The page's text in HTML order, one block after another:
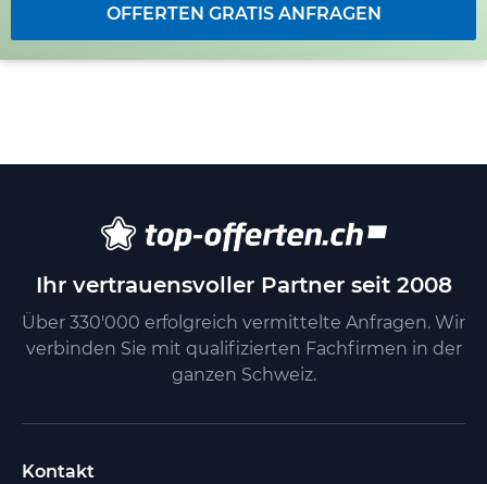
OFFERTEN GRATIS ANFRAGEN
Ihr vertrauensvoller Partner seit 2008
Über 330'000 erfolgreich vermittelte Anfragen. Wir
verbinden Sie mit qualifizierten Fachfirmen in der
ganzen Schweiz.
Kontakt